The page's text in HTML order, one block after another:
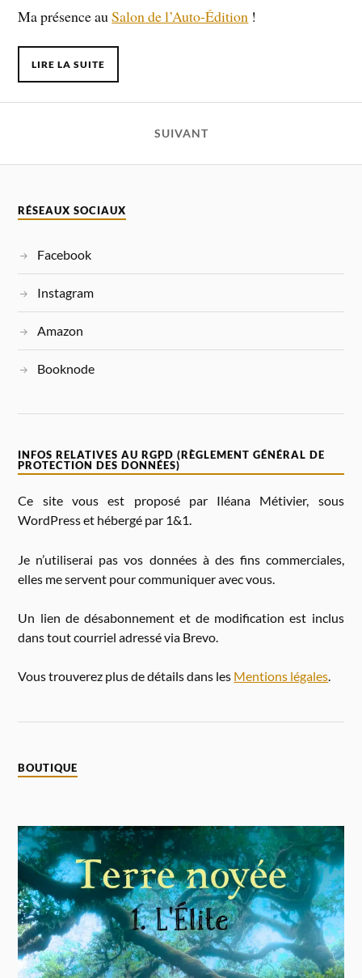
Ma présence auSalon de l’Auto-Édition !
LIRE LA SUITE
SUIVANT
RÉSEAUX SOCIAUX
Facebook
Instagram
Amazon
Booknode
INFOS RELATIVES AU RGPD (RÈGLEMENT GÉNÉRAL DE
PROTECTION DES DONNÉES)
Ce site vous est proposé par Iléana Métivier, sous
WordPress et hébergé par 1&1.
Je n’utiliserai pas vos données à des fins commerciales,
elles me servent pour communiquer avec vous.
Un lien de désabonnement et de modification est inclus
dans tout courriel adressé via Brevo.
Vous trouverez plus de détails dans les Mentions légales.
BOUTIQUE